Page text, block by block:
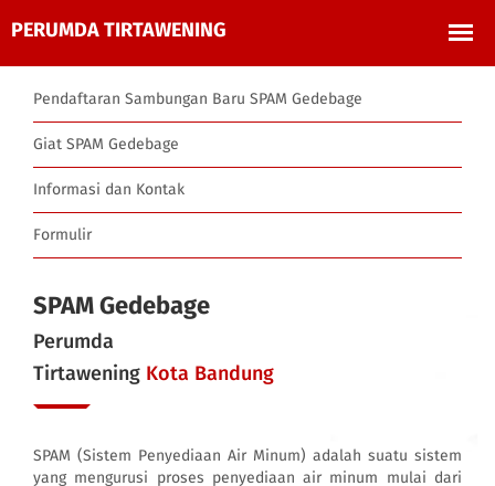
Pendaftaran Sambungan Baru SPAM Gedebage
Giat SPAM Gedebage
Informasi dan Kontak
Formulir
SPAM Gedebage
Perumda
Tirtawening Kota Bandung
SPAM (Sistem Penyediaan Air Minum) adalah suatu sistem
yang mengurusi proses penyediaan air minum mulai dari